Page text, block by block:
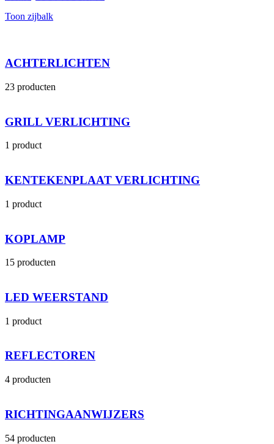
Toon zijbalk
ACHTERLICHTEN
23 producten
GRILL VERLICHTING
1 product
KENTEKENPLAAT VERLICHTING
1 product
KOPLAMP
15 producten
LED WEERSTAND
1 product
REFLECTOREN
4 producten
RICHTINGAANWIJZERS
54 producten